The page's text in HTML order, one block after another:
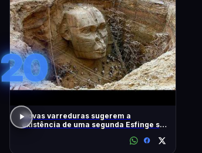
20
Novas varreduras sugerem a
existência de uma segunda Esfinge sob